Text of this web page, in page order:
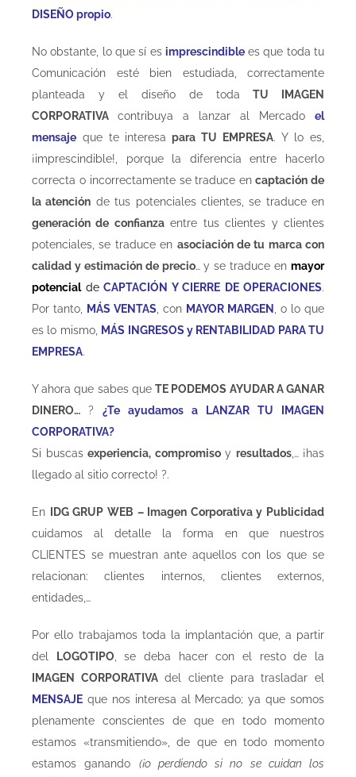
DISEÑO propio.
No obstante, lo que sí es imprescindiblees que toda tu
Comunicación esté bien estudiada, correctamente
planteada y el diseño de toda TU IMAGEN
CORPORATIVA contribuya a lanzar al Mercado el
mensaje que te interesa para TU EMPRESA. Y lo es,
¡imprescindible!, porque la diferencia entre hacerlo
correcta o incorrectamente se traduce en captación de
la atención de tus potenciales clientes, se traduce en
generación de confianzaentre tus clientes y clientes
potenciales, se traduce en asociación de tu marca con
calidad y estimación de precio… y se traduce enmayor
potencial deCAPTACIÓN Y CIERRE DE OPERACIONES.
Por tanto,
MÁS VENTAS , con MAYOR MARGEN
, o lo que
es lo mismo,
MÁS INGRESOS y RENTABILIDAD PARA TU
EMPRESA.
Y ahora que sabes queTE PODEMOS AYUDAR A GANAR
DINERO… ?
¿Te ayudamos a LANZAR TU IMAGEN
CORPORATIVA?
Si buscas experiencia, compromisoy resultados,… ¡has
llegado al sitio correcto! ?.
En
IDG GRUP WEB – Imagen Corporativa y Publicidad
cuidamos al detalle la forma en que nuestros
CLIENTES se muestran ante aquellos con los que se
relacionan: clientes internos, clientes externos,
entidades,…
Por ello trabajamos toda la implantación que, a partir
del
LOGOTIPO , se deba hacer con el resto de la
IMAGEN CORPORATIVAdel cliente para trasladar el
MENSAJE que nos interesa al Mercado; ya que somos
plenamente conscientes de que en todo momento
estamos «transmitiendo», de que en todo momento
estamos ganando (¡o perdiendo si no se cuidan los